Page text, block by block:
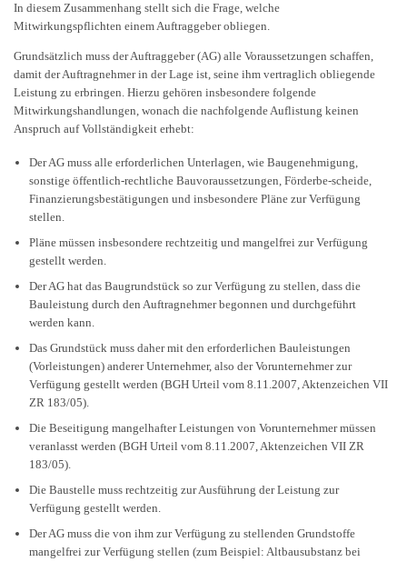
In diesem Zusammenhang stellt sich die Frage, welche
Mitwirkungspflichten einem Auftraggeber obliegen.
Grundsätzlich muss der Auftraggeber (AG) alle Voraussetzungen schaffen,
damit der Auftragnehmer in der Lage ist, seine ihm vertraglich obliegende
Leistung zu erbringen. Hierzu gehören insbesondere folgende
Mitwirkungshandlungen, wonach die nachfolgende Auflistung keinen
Anspruch auf Vollständigkeit erhebt:
Der AG muss alle erforderlichen Unterlagen, wie Baugenehmigung,
sonstige öffentlich-rechtliche Bauvoraussetzungen, Förderbe-scheide,
Finanzierungsbestätigungen und insbesondere Pläne zur Verfügung
stellen.
Pläne müssen insbesondere rechtzeitig und mangelfrei zur Verfügung
gestellt werden.
Der AG hat das Baugrundstück so zur Verfügung zu stellen, dass die
Bauleistung durch den Auftragnehmer begonnen und durchgeführt
werden kann.
Das Grundstück muss daher mit den erforderlichen Bauleistungen
(Vorleistungen) anderer Unternehmer, also der Vorunternehmer zur
Verfügung gestellt werden (BGH Urteil vom 8.11.2007, Aktenzeichen VII
ZR 183/05).
Die Beseitigung mangelhafter Leistungen von Vorunternehmer müssen
veranlasst werden (BGH Urteil vom 8.11.2007, Aktenzeichen VII ZR
183/05).
Die Baustelle muss rechtzeitig zur Ausführung der Leistung zur
Verfügung gestellt werden.
Der AG muss die von ihm zur Verfügung zu stellenden Grundstoffe
mangelfrei zur Verfügung stellen (zum Beispiel: Altbausubstanz bei